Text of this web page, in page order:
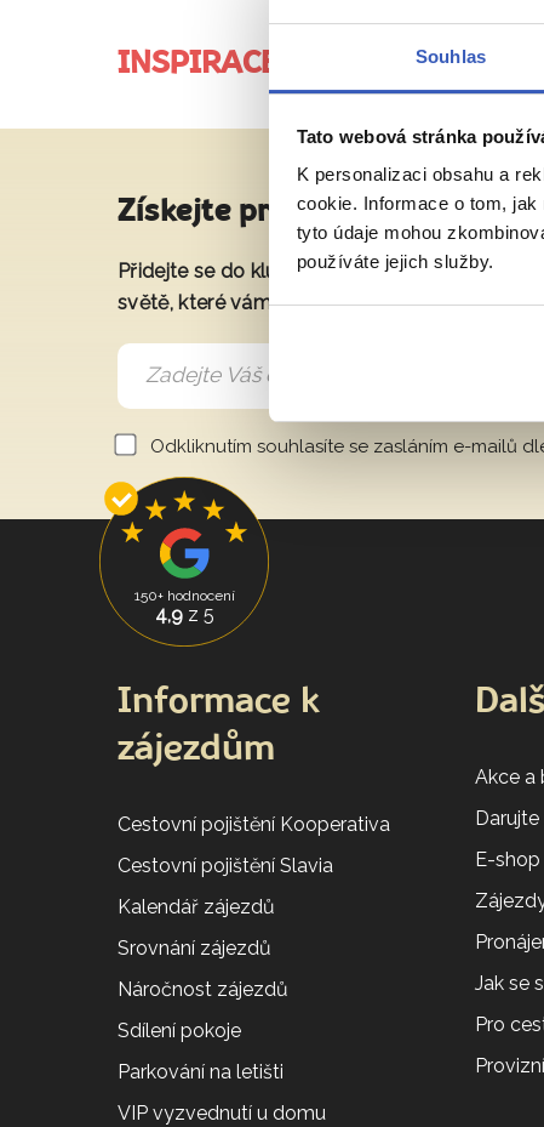
Souhlas
Tato webová stránka
K personalizaci obsahu a
cookie. Informace o tom,
tyto údaje mohou
používáte jejich služby.
INSPIRACE JE DÍLEM PRŮVODCŮ A
Získejte pravidelné tipy na
Přidejte se do klubu a získáte exkluzivní
světě, které vám představí naše největší
Odkliknutím souhlasíte se zasláním e-mailů
150+ hodnocení
4,9z 5
Informace k
zájezdům
Cestovní pojištění Kooperativa
Cestovní pojištění Slavia
Kalendář zájezdů
Srovnání zájezdů
Náročnost zájezdů
Sdílení pokoje
Parkování na letišti
VIP vyzvednutí u domu
Akce a
E-shop
Jak se
Pro